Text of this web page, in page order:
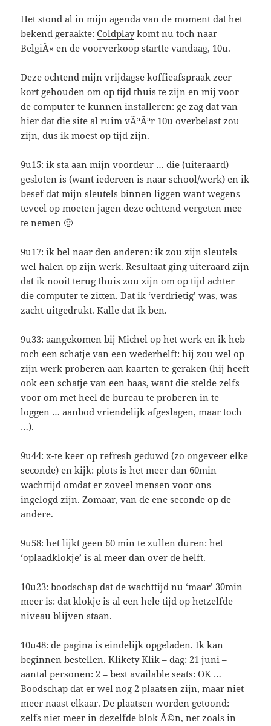
Het stond al in mijn agenda van de moment dat het
bekend geraakte:Coldplaykomt nu toch naar
BelgiÃ« en de voorverkoop startte vandaag, 10u.
Deze ochtend mijn vrijdagse koffieafspraak zeer
kort gehouden om op tijd thuis te zijn en mij voor
de computer te kunnen installeren: ge zag dat van
hier dat die site al ruim vÃ³Ã³r 10u overbelast zou
zijn, dus ik moest op tijd zijn.
9u15: ik sta aan mijn voordeur … die (uiteraard)
gesloten is (want iedereen is naar school/werk) en ik
besef dat mijn sleutels binnen liggen want wegens
teveel op moeten jagen deze ochtend vergeten mee
te nemen 🙁
9u17: ik bel naar den anderen: ik zou zijn sleutels
wel halen op zijn werk. Resultaat ging uiteraard zijn
dat ik nooit terug thuis zou zijn om op tijd achter
die computer te zitten. Dat ik ‘verdrietig’ was, was
zacht uitgedrukt. Kalle dat ik ben.
9u33: aangekomen bij Michel op het werk en ik heb
toch een schatje van een wederhelft: hij zou wel op
zijn werk proberen aan kaarten te geraken (hij heeft
ook een schatje van een baas, want die stelde zelfs
voor om met heel de bureau te proberen in te
loggen … aanbod vriendelijk afgeslagen, maar toch
…).
9u44: x-te keer op refresh geduwd (zo ongeveer elke
seconde) en kijk: plots is het meer dan 60min
wachttijd omdat er zoveel mensen voor ons
ingelogd zijn. Zomaar, van de ene seconde op de
andere.
9u58: het lijkt geen 60 min te zullen duren: het
‘oplaadklokje’ is al meer dan over de helft.
10u23: boodschap dat de wachttijd nu ‘maar’ 30min
meer is: dat klokje is al een hele tijd op hetzelfde
niveau blijven staan.
10u48: de pagina is eindelijk opgeladen. Ik kan
beginnen bestellen. Klikety Klik – dag: 21 juni –
aantal personen: 2 – best available seats: OK …
Boodschap dat er wel nog 2 plaatsen zijn, maar niet
meer naast elkaar. De plaatsen worden getoond:
zelfs niet meer in dezelfde blok Ã©n,net zoals in